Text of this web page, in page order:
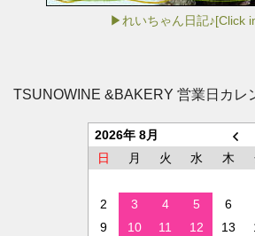
▶れいちゃん日記♪[Click
TSUNOWINE &BAKERY 営業日カレ
2026年 8月
日
月 火 水 木
2
3 4 5 6
9
10 11 12 13